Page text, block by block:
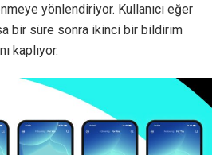
yönlendiriyor. Kullanıcı eğer
bir süre sonra ikinci bir bildirim
kaplıyor.